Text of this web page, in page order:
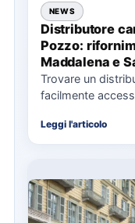
NEWS
Distributore
Pozzo:
Maddalena e
Trovare un
facilmente
soprattutto…
Leggi l'articolo